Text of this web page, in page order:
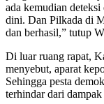
ada kemudian deteksi
dini. Dan Pilkada di
dan berhasil,” tutup
Di luar ruang rapat,
menyebut, aparat
Sehingga pesta
terhindar dari